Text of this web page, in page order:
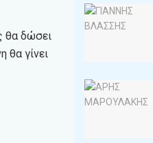
θα δώσει
θα γίνει